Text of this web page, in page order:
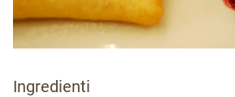
Ingredienti